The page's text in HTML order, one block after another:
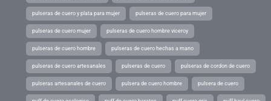
pulseras de cuero y plata para mujer pulseras de cuero para mujer
pulseras de cuero mujer pulseras de cuero hombre viceroy
pulseras de cuero hombre pulseras de cuero hechas a mano
pulseras de cuero artesanales pulseras de cuero pulseras de cordon de cuero
pulseras artesanales de cuero pulsera de cuero hombre pulsera de cuero